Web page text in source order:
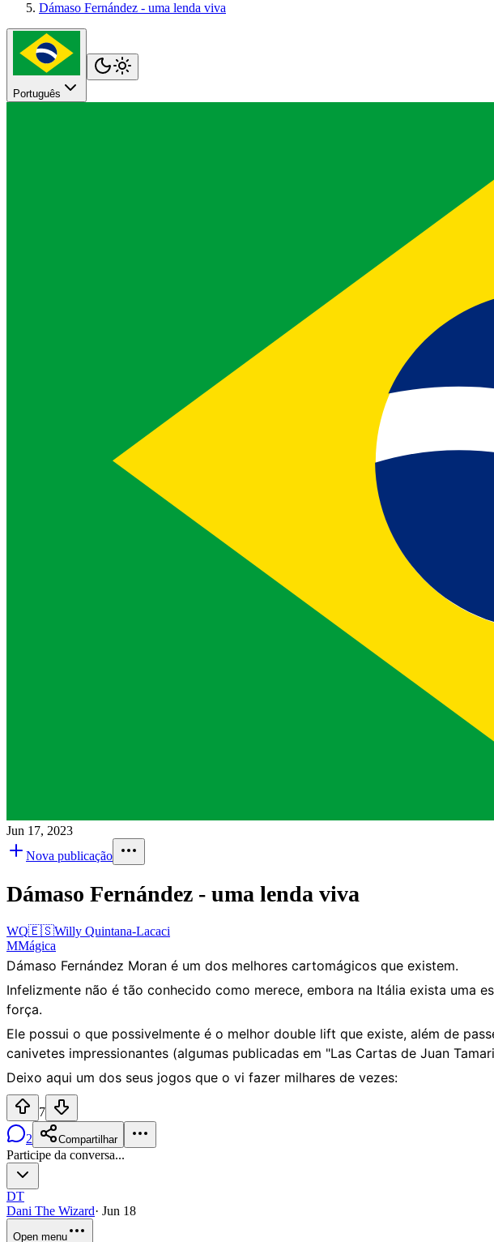
Dámaso Fernández - uma lenda viva
Português
Jun 17, 2023
Nova publicação
Dámaso Fernández - uma lenda viva
WQ🇪🇸Willy Quintana-Lacaci
MMágica
Dámaso Fernández Moran é um dos melhores cartomágicos que existem.
Infelizmente não é tão conhecido como merece, embora na Itália exista uma
força.
Ele possui o que possivelmente é o melhor double lift que existe, além de
canivetes impressionantes (algumas publicadas em "Las Cartas de Juan
Deixo aqui um dos seus jogos que o vi fazer milhares de vezes:
7
2
Compartilhar
Participe da conversa...
DT
Dani The Wizard· Jun 18
Open menu